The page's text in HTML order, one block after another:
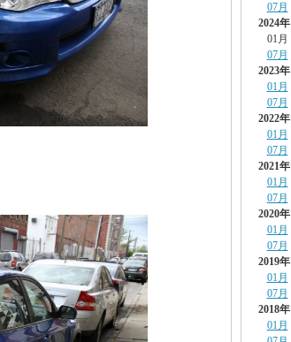
07月
2024年
01月
07月
2023年
01月
07月
2022年
01月
07月
2021年
01月
07月
2020年
01月
07月
2019年
01月
07月
2018年
01月